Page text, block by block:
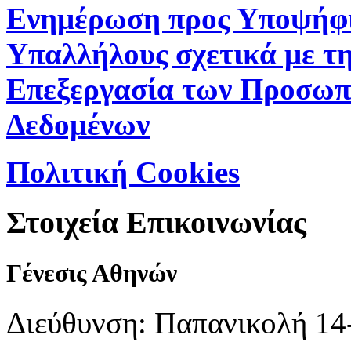
Ενημέρωση προς
Υπαλλήλους σχετικά με
Επεξεργασία των
Δεδομένων
Πολιτική Cookies
Στοιχεία Επικοινωνίας
Γένεσις Αθηνών
Διεύθυνση: Παπανικολή